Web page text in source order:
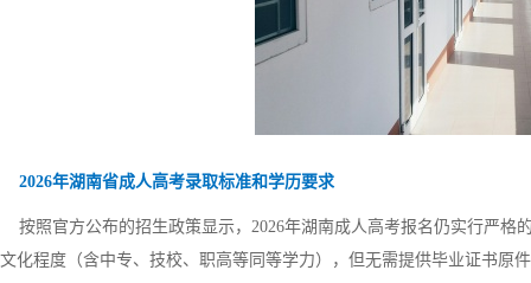
2026年湖南省成人高考录取标准和学历要求
按照官方公布的招生政策显示，2026年湖南成人高考报名仍实行严格
文化程度（含中专、技校、职高等同等学力），但无需提供毕业证书原